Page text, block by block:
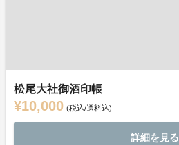
松尾大社御酒印帳
¥10,000 (税込/送料込)
詳細を見る